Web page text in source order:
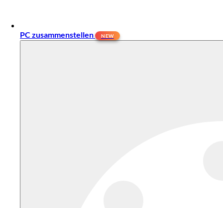
PC zusammenstellen NEW